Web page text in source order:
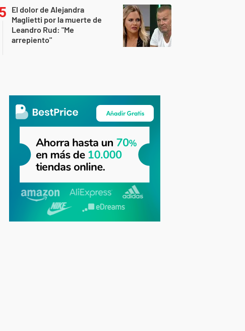
El dolor de Alejandra
Maglietti por la muerte de
Leandro Rud: "Me
arrepiento"